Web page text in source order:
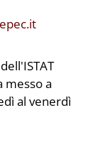
messo a
al venerdì